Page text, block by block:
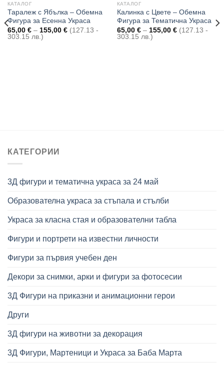
КАТАЛОГ
Таралеж с Ябълка – Обемна
Фигура за Есенна Украса
65,00 € – 155,00 €Price
range:
(127.13 -
303.15 лв.)
КАТАЛОГ
Калинка с Цвете – Обемна
Фигура за Тематична Украса
65,00 € – 155,00 €Price
range:
(127.13 -
303.15 лв.)
КАТЕГОРИИ
3Д фигури и тематична украса за 24 май
Образователна украса за стъпала и стълби
Украса за класна стая и образователни табла
Фигури и портрети на известни личности
Фигури за първия учебен ден
Декори за снимки, арки и фигури за фотосесии
3Д Фигури на приказни и анимационни герои
Други
3Д фигури на животни за декорация
3Д Фигури, Мартеници и Украса за Баба Марта